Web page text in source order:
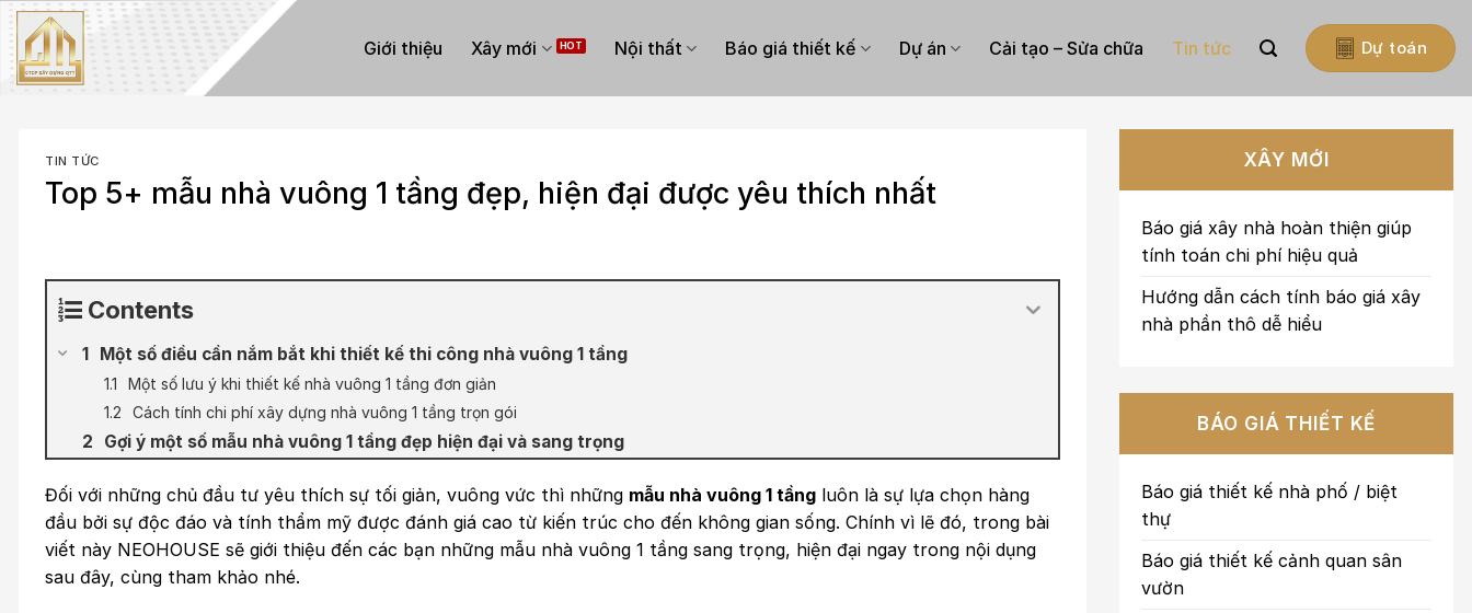
Skip
to
content
Giới thiệu Xây mới Nội thất Báo giá thiết kế Dự án Cải tạo – Sửa chữa Tin tức Dự toán
TIN TỨC
Top 5+ mẫu nhà vuông 1 tầng đẹp, hiện đại được yêu thích nhất
Contents
Một số điều cần nắm bắt khi thiết kế thi công nhà vuông 1 tầng
Một số lưu ý khi thiết kế nhà vuông 1 tầng đơn giản
Cách tính chi phí xây dựng nhà vuông 1 tầng trọn gói
Gợi ý một số mẫu nhà vuông 1 tầng đẹp hiện đại và sang trọng
Đối với những chủ đầu tư yêu thích sự tối giản, vuông vức thì những mẫu nhà vuông 1 tầng luôn là sự lựa chọn hàng
đầu bởi sự độc đáo và tính thẩm mỹ được đánh giá cao từ kiến trúc cho đến không gian sống. Chính vì lẽ đó, trong bài
viết này NEOHOUSE sẽ giới thiệu đến các bạn những mẫu nhà vuông 1 tầng sang trọng, hiện đại ngay trong nội dụng
sau đây, cùng tham khảo nhé.
XÂY MỚI
Báo giá xây nhà hoàn thiện giúp
tính toán chi phí hiệu quả
Hướng dẫn cách tính báo giá xây
nhà phần thô dễ hiểu
BÁO GIÁ THIẾT KẾ
Báo giá thiết kế nhà phố / biệt
thự
Báo giá thiết kế cảnh quan sân
vườn